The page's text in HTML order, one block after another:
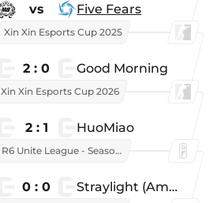
vs Five Fears
Xin Xin Esports Cup 2025
2 : 0 Good Morning
Xin Xin Esports Cup 2026
2 : 1 HuoMiao
R6 Unite League - Season 1
0 : 0 Straylight (American team)